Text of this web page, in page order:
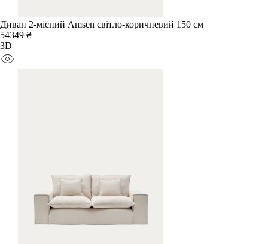
Диван 2-місний Amsen світло-коричневий 150 см
54349 ₴
3D